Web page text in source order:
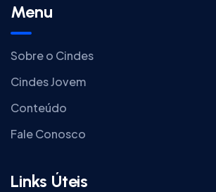
Menu
Sobre o Cindes
Cindes Jovem
Conteúdo
Fale Conosco
Links Úteis